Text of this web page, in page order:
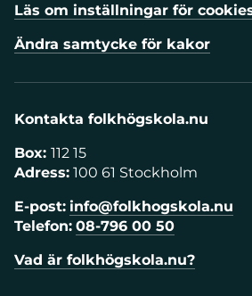
Läs om inställningar för
Ändra samtycke för kakor
Kontakta folkhögskola.nu
Box: 112 15
Adress: 100 61 Stockholm
E-post: info@folkhogskola.nu
Telefon: 08-796 00 50
Vad är folkhögskola.nu?